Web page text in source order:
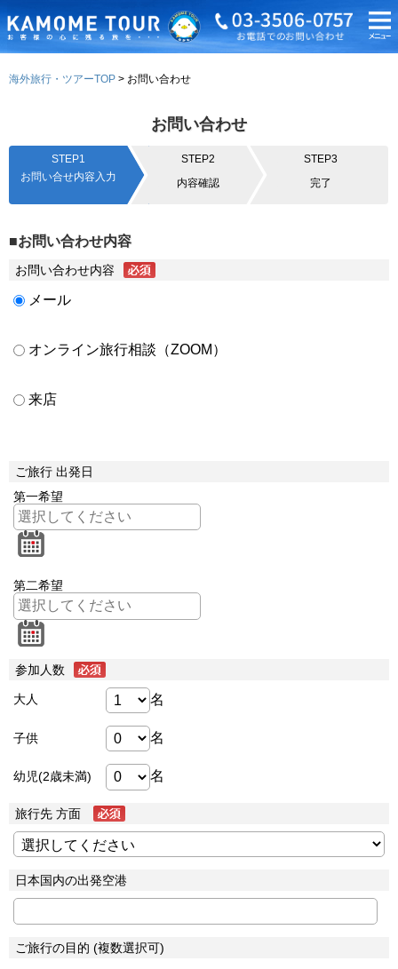
海外旅行・ツアーTOP お問い合わせ
お問い合わせ
STEP1
お問い合せ内容入力
STEP2
内容確認
STEP3
完了
■お問い合わせ内容
お問い合わせ内容
メール
オンライン旅行相談（ZOOM）
来店
ご旅行 出発日
第一希望
第二希望
参加人数
大人 名
子供 名
幼児(2歳未満) 名
旅行先 方面
日本国内の出発空港
ご旅行の目的 (複数選択可)